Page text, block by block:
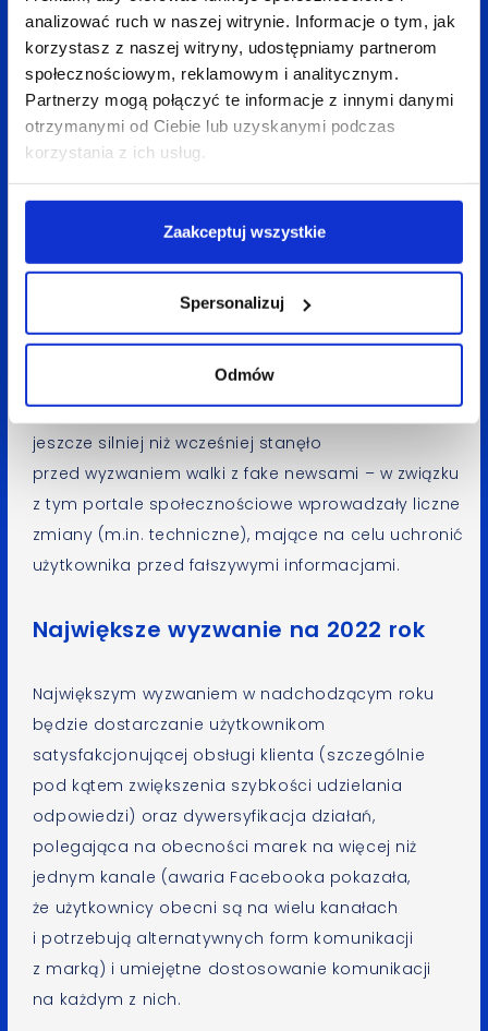
analizować ruch w naszej witrynie. Informacje o tym, jak
korzystasz z naszej witryny, udostępniamy partnerom
społecznościowym, reklamowym i analitycznym.
Partnerzy mogą połączyć te informacje z innymi danymi
otrzymanymi od Ciebie lub uzyskanymi podczas
korzystania z ich usług.
Zaakceptuj wszystkie
Spersonalizuj
Odmów
którzy do tej pory nie korzystali z niektórych
platform społecznościowych, chętniej zakładali
konta na kolejnych kanałach w poszukiwaniu
rozrywki. Przyczyniło się to do wzrostu aktywności,
ale też oczekiwań odbiorców, szczególnie
w kontekście innowacyjnych narzędzi i tempa
przekazu informacji. W związku z pandemią, wiele
marek przeniosło swoje działania do świata online,
mierząc się z nowymi wyzwaniami,
czy social shoppingiem. Wiele marek musiało
dostosować swoją dotychczasową komunikację
pod nowy, pandemiczny świat. Social media
jeszcze silniej niż wcześniej stanęło
przed wyzwaniem walki z fake newsami – w związku
z tym portale społecznościowe wprowadzały liczne
zmiany (m.in. techniczne), mające na celu uchronić
użytkownika przed fałszywymi informacjami.
Największe wyzwanie na 2022 rok
Największym wyzwaniem w nadchodzącym roku
będzie dostarczanie użytkownikom
satysfakcjonującej obsługi klienta (szczególnie
pod kątem zwiększenia szybkości udzielania
odpowiedzi) oraz dywersyfikacja działań,
polegająca na obecności marek na więcej niż
jednym kanale (awaria Facebooka pokazała,
że użytkownicy obecni są na wielu kanałach
i potrzebują alternatywnych form komunikacji
z marką) i umiejętne dostosowanie komunikacji
na każdym z nich.